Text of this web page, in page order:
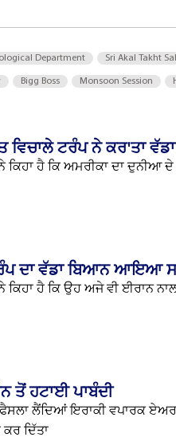
Department Sri Akal Takht
Bigg Boss Monsoon Session
ਟਰੰਪ ਨੇ ਕਰ'ਤਾ
ਕਿਹਾ ਹੈ ਕਿ ਅਮਰੀਕਾ ਦਾ ਦੁਨੀਆ
ਦਾ ਵੱਡਾ ਬਿਆਨ ਆਇਆ
ਹੈ ਕਿ ਉਹ ਅਜੇ ਵੀ ਈਰਾਨ
ਤੋਂ ਹਟਾਈ ਪਾਬੰਦੀ
ਲੈਂਦਿਆਂ ਇਰਾਕੀ ਵਪਾਰਕ
ਦਿੱਤਾ